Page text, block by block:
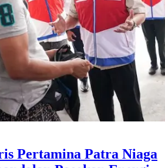
Pertamina Patra Niaga